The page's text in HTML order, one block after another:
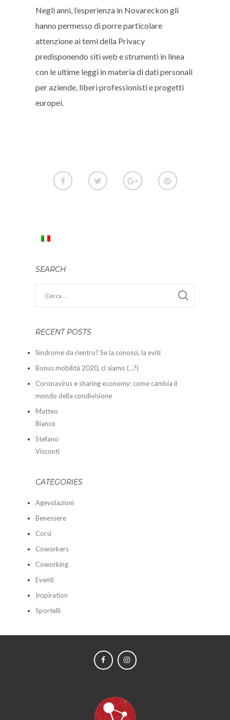
Negli anni, l’esperienza in Novareckon gli
hanno permesso di porre particolare
attenzione ai temi della Privacy
predisponendo siti web e strumenti in linea
con le ultime leggi in materia di dati personali
per aziende, liberi professionisti e progetti
europei.
SEARCH
RECENT POSTS
Sindrome da rientro? Se la conosci, la eviti
Bonus mobilità 2020, ci siamo (…?)
Coronavirus e sharing economy: come cambia il
mondo della condivisione
Matteo
Bianco
Stefano
Visconti
CATEGORIES
Agevolazioni
Benessere
Corsi
Coworkers
Coworking
Eventi
Inspiration
Sportelli
FACEBOOKINSTAGRAM